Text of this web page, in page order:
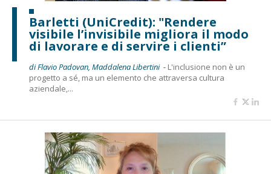
Barletti (UniCredit): "Rendere
visibile l’invisibile migliora il modo
di lavorare e di servire i clienti”
di Flavio Padovan, Maddalena Libertini - L'inclusione non è un
progetto a sé, ma un elemento che attraversa cultura
aziendale,...